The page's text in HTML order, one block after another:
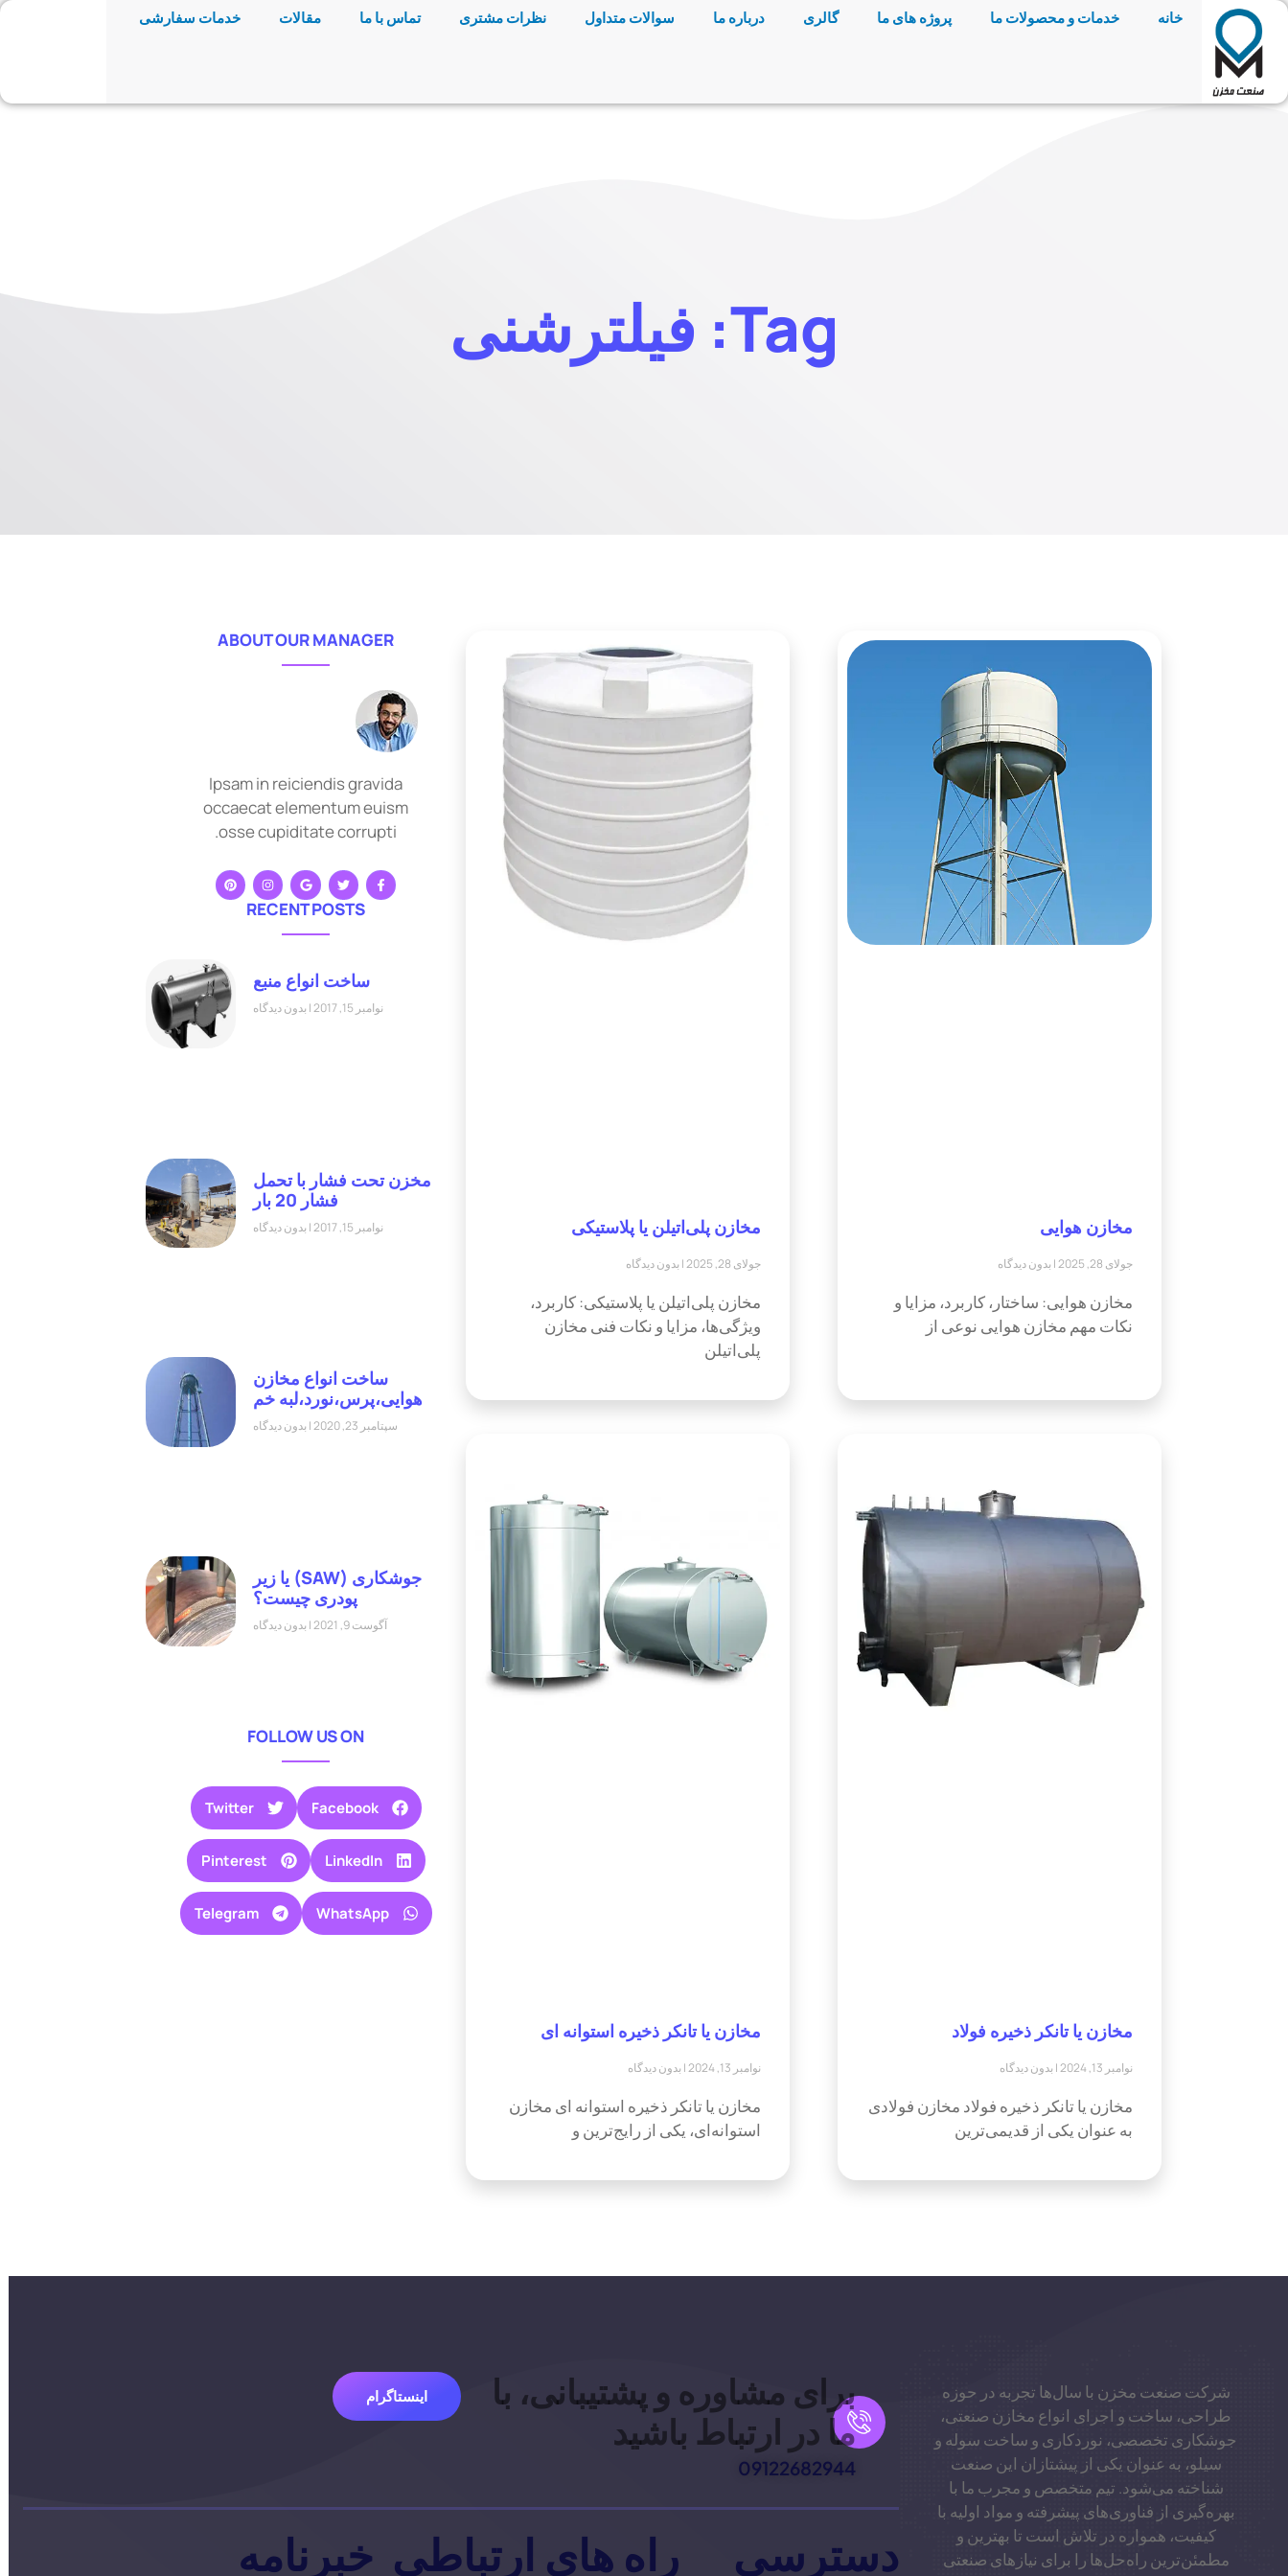
خانه خدمات و محصولات ما پروژه های ما گالری درباره ما سوالات متداول نظرات مشتری تماس با ما مقالات خدمات سفارشی
Tag: فیلتر‌شنی
مخازن هوایی
جولای 28, 2025 بدون دیدگاه
مخازن هوایی: ساختار، کاربرد، مزایا و
نکات مهم مخازن هوایی نوعی از
مخازن پلی‌اتیلن یا پلاستیکی
جولای 28, 2025 بدون دیدگاه
مخازن پلی‌اتیلن یا پلاستیکی: کاربرد،
ویژگی‌ها، مزایا و نکات فنی مخازن
پلی‌اتیلن
مخازن یا تانکر ذخیره فولاد
نوامبر 13, 2024 بدون دیدگاه
مخازن یا تانکر ذخیره فولاد مخازن فولادی
به عنوان یکی از قدیمی‌ترین
مخازن یا تانکر ذخیره استوانه ای
نوامبر 13, 2024 بدون دیدگاه
مخازن یا تانکر ذخیره استوانه ای مخازن
استوانه‌ای، یکی از رایج‌ترین و
ABOUT OUR MANAGER
Ipsam in reiciendis gravida
occaecat elementum euism
osse cupiditate corrupti.
RECENT POSTS
ساخت انواع منبع
نوامبر 15, 2017 بدون دیدگاه
مخزن تحت فشار با تحمل
فشار 20 بار
نوامبر 15, 2017 بدون دیدگاه
ساخت انواع مخازن
هوایی،پرس،نورد،لبه خم
سپتامبر 23, 2020 بدون دیدگاه
جوشکاری (SAW) یا زیر
پودری چیست؟
آگوست 9, 2021 بدون دیدگاه
FOLLOW US ON
Facebook
Twitter
LinkedIn
Pinterest
WhatsApp
Telegram
شرکت صنعت مخزن با سال‌ها تجربه در حوزه
طراحی، ساخت و اجرای انواع مخازن صنعتی،
جوشکاری تخصصی، نوردکاری و ساخت سوله و
سیلو، به عنوان یکی از پیشتازان این صنعت
شناخته می‌شود. تیم متخصص و مجرب ما با
بهره‌گیری از فناوری‌های پیشرفته و مواد اولیه با
کیفیت، همواره در تلاش است تا بهترین و
مطمئن‌ترین راه‌حل‌ها را برای نیازهای صنعتی
برای مشاوره و پشتیبانی، با
ما در ارتباط باشید
09122682944
اینستاگرام
دسترسی راه های ارتباطی خبرنامه